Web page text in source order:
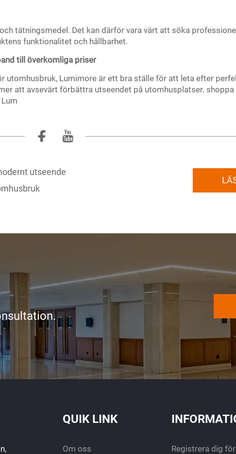
tätningsmedel. Det kan därför vara värt att söka
funktionalitet och hållbarhet.
till överkomliga priser
utomhusbruk, Lumimore är ett bra ställe för att leta efter
att avsevärt förbättra utseendet på utomhusplatser.
utseende
QUIK LINK
Om oss Registrera dig